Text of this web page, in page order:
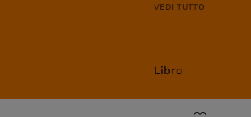
VEDI TUTTO
Libro